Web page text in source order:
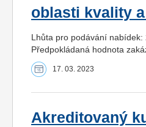
oblasti kvality a
Lhůta pro podávání
Předpokládaná hodnota
17. 03. 2023
Akreditovaný